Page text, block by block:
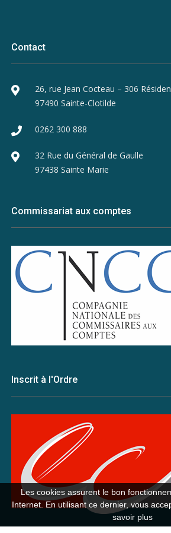
Contact
26, rue Jean Cocteau – 306
97490 Sainte-Clotilde
0262 300 888
32 Rue du Général de Gaulle
97438 Sainte Marie
Commissariat aux comptes
Inscrit à l'Ordre
Les cookies assurent le bon
Internet. En utilisant ce dernier, vous
savoir plus